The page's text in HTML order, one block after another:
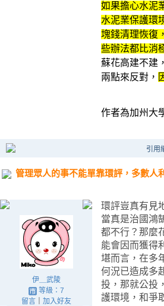
如果擔心水泥
水泥業保護環
塊錢清理恢復
些辦法都比消
蘇花高建不建
兩點來反對，
作者為加州大
引用
管理眾人的事不能單靠環評，多數人
伊＿武陵
等級：7
留言｜ 加入好友
環評豈真有見
當真是治國鴻
都不行？那麼
能會因而獲得
堪而言，在多
何況已造成多
投，那就公投
護環境，和爭